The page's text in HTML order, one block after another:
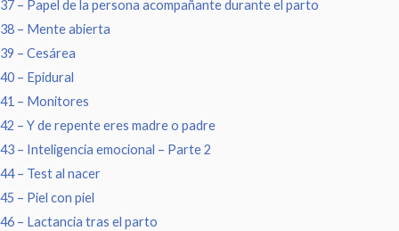
37 – Papel de la persona acompañante durante el parto
38 – Mente abierta
39 – Cesárea
40 – Epidural
41 – Monitores
42 – Y de repente eres madre o padre
43 – Inteligencia emocional – Parte 2
44 – Test al nacer
45 – Piel con piel
46 – Lactancia tras el parto